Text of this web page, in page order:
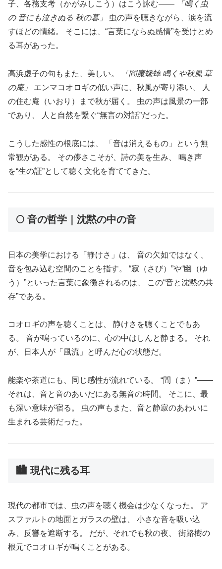
子、各務支考（かがみしこう）はこう詠む――
「鳴く虫
の 音にも泣きぬる 秋の暮」
虫の声を聴きながら、涙を流
すほどの情緒。 そこには、“言葉にならぬ感情”を受けとめ
る耳があった。
高浜虚子の句もまた、美しい。
「閻魔蟋蟀 鳴くや秋風 草
の庵」
エンマコオロギの低い声に、秋風が寄り添い、 人
の住む庵（いおり）まで秋が届く。 虫の声は風景の一部
であり、 人と自然を繋ぐ“無言の対話”だった。
こうした感性の根底には、 「音は消えるもの」という無
常観がある。 その儚さこそが、詩の美を生み、 鳴き声
を“生の証”として聴く文化を育ててきた。
🌕 音の哲学｜沈黙の中の音
日本の美学における「静けさ」は、 音の欠如ではなく、
音を包み込む空間のことを指す。 “寂（さび）”や“幽（ゆ
う）”といった言葉に象徴されるのは、 この“音と沈黙の共
存”である。
コオロギの声を聴くことは、 静けさを聴くことでもあ
る。 音が鳴っているのに、心の中はしんと静まる。 それ
が、日本人が「風流」と呼んだ心の状態だ。
能楽や茶道にも、同じ感性が流れている。 “間（ま）”――
それは、音と音のあいだにある無音の時間。 そこに、最
も深い意味が宿る。 虫の声もまた、音と静寂のあわいに
生まれる芸術だった。
🏙 現代に残る耳
現代の都市では、虫の声を聴く機会は少なくなった。 ア
スファルトの地面とガラスの壁は、 小さな音を吸い込
み、反響を遮断する。 だが、それでも秋の夜、 街路樹の
根元でコオロギが鳴くことがある。